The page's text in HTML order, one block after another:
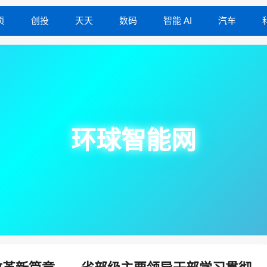
创投 天天 数码 智能 AI 汽车
环球智能网